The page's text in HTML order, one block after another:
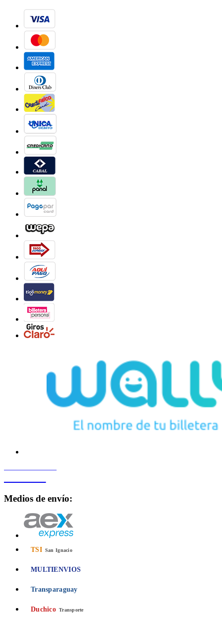
Medios de envío:
TSI San Ignacio
MULTIENVIOS
Transparaguay
Duchico Transporte